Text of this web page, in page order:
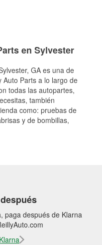
en Sylvester
, GA es una de
Auto Parts a lo largo de
todas las autopartes,
también
como: pruebas de
y de bombillas,
paga después de Klarna